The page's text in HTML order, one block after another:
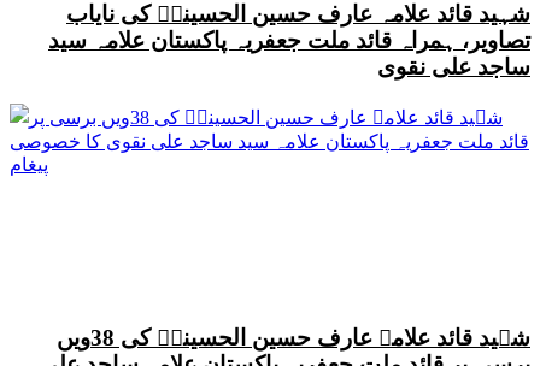
شہید قائد علامہ عارف حسین الحسینیؒ کی نایاب
تصاویر، ہمراہ قائد ملت جعفریہ پاکستان علامہ سید
ساجد علی نقوی
شہید قائد علامہ عارف حسین الحسینیؒ کی 38ویں